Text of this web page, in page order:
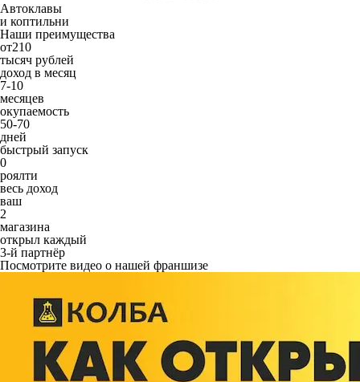
Автоклавы
и коптильни
Наши преимущества
от210
тысяч рублей
доход в месяц
7-10
месяцев
окупаемость
50-70
дней
быстрый запуск
0
роялти
весь доход
ваш
2
магазина
открыл каждый
3-й партнёр
Посмотрите видео о нашей франшизе